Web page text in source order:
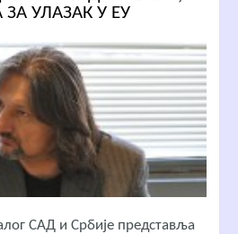
УЛАЗАК У ЕУ
САД и Србије представља